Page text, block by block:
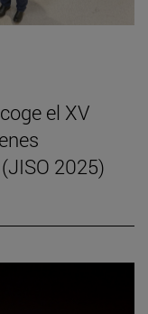
el XV
2025)